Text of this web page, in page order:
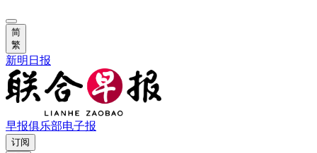
简
繁
新明日报
早报俱乐部电子报
订阅